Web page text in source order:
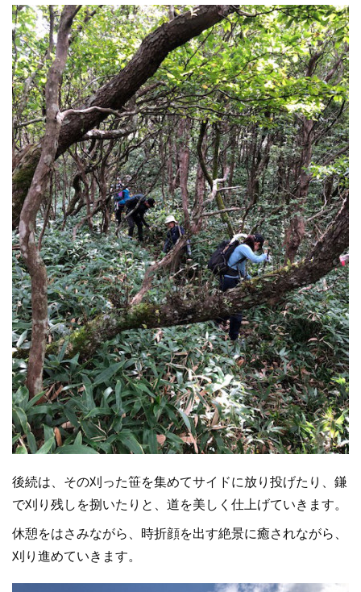
後続は、その刈った笹を集めてサイドに放り投げたり、鎌
で刈り残しを捌いたりと、道を美しく仕上げていきます。
休憩をはさみながら、時折顔を出す絶景に癒されながら、
刈り進めていきます。